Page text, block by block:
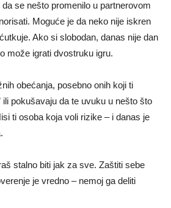
se nešto promenilo u partnerovom
Moguće je da neko nije iskren
Ako si slobodan, danas nije dan
može igrati dvostruku igru.
obećanja, posebno onih koji ti
ili pokušavaju da te uvuku u nešto što
ti osoba koja voli rizike – i danas je
stalno biti jak za sve. Zaštiti sebe
je vredno – nemoj ga deliti